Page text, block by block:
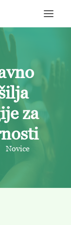
za
Novice